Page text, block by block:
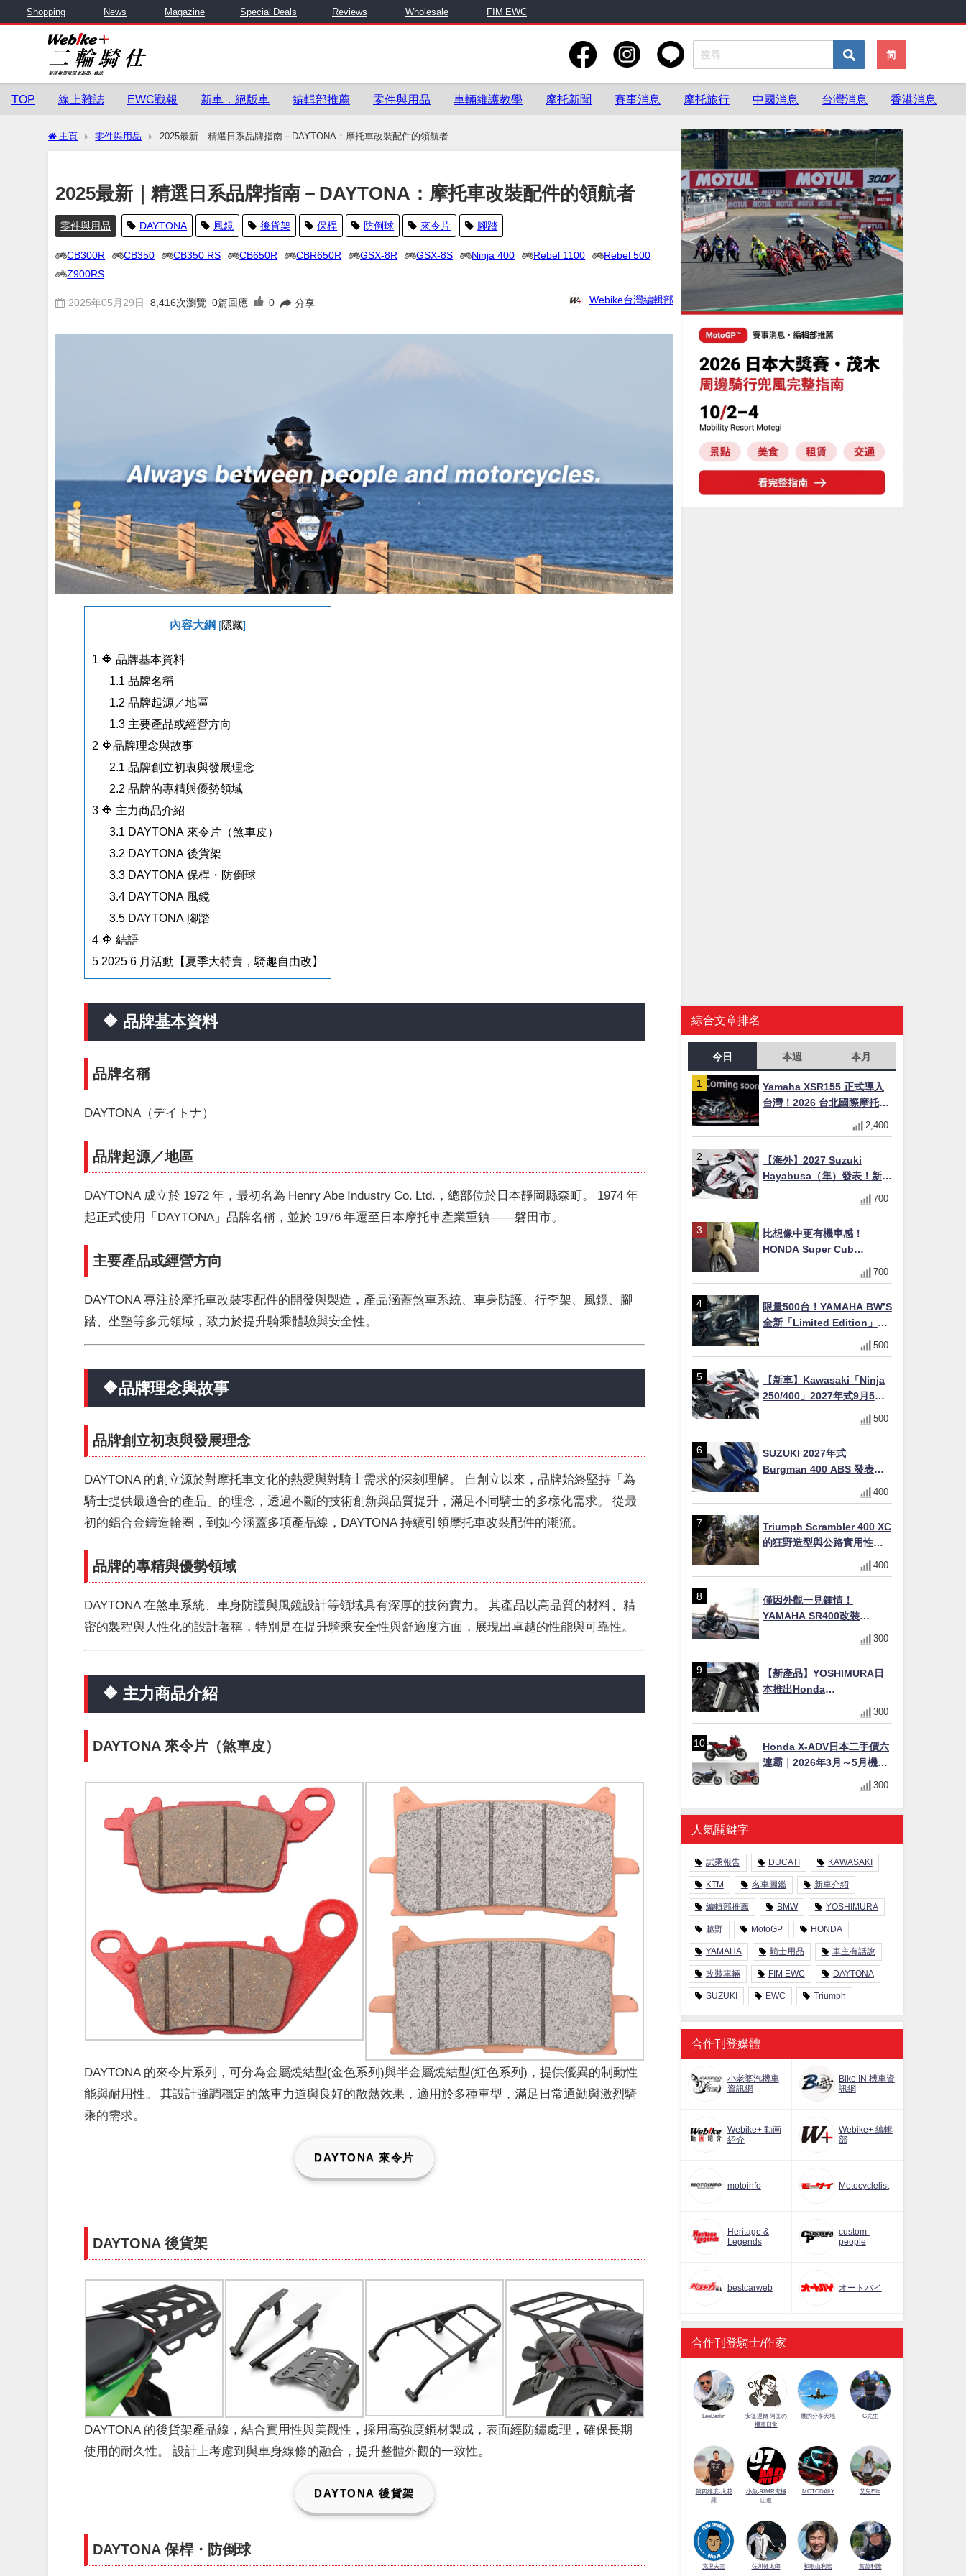
Shopping News Magazine Special Deals Reviews Wholesale FIM EWC
简
TOP 線上雜誌 EWC戰報 新車．絕版車 編輯部推薦 零件與用品 車輛維護教學 摩托新聞 賽事消息 摩托旅行 中國消息 台灣消息 香港消息
主頁 零件與用品 2025最新｜精選日系品牌指南－DAYTONA：摩托車改裝配件的領航者
2025最新｜精選日系品牌指南－DAYTONA：摩托車改裝配件的領航者
零件與用品 DAYTONA 風鏡 後貨架 保桿 防倒球 來令片 腳踏
CB300R CB350 CB350 RS CB650R CBR650R GSX-8R GSX-8S Ninja 400 Rebel 1100
Rebel 500
Z900RS
2025年05月29日 8,416次瀏覽 0篇回應 0 分享 Webike台灣編輯部
內容大綱 隱藏
1 🔶 品牌基本資料
1.1 品牌名稱
1.2 品牌起源／地區
1.3 主要產品或經營方向
2 🔶品牌理念與故事
2.1 品牌創立初衷與發展理念
2.2 品牌的專精與優勢領域
3 🔶 主力商品介紹
3.1 DAYTONA 來令片（煞車皮）
3.2 DAYTONA 後貨架
3.3 DAYTONA 保桿・防倒球
3.4 DAYTONA 風鏡
3.5 DAYTONA 腳踏
4 🔶 結語
5 2025 6 月活動【夏季大特賣，騎趣自由改】
🔶 品牌基本資料
品牌名稱
DAYTONA（デイトナ）
品牌起源／地區
DAYTONA 成立於 1972 年，最初名為 Henry Abe Industry Co. Ltd.，總部位於日本靜岡縣森町。
1974 年
起正式使用「DAYTONA」品牌名稱，並於 1976 年遷至日本摩托車產業重鎮——磐田市。
主要產品或經營方向
DAYTONA 專注於摩托車改裝零配件的開發與製造，產品涵蓋煞車系統、車身防護、行李架、風鏡、腳
踏、坐墊等多元領域，致力於提升騎乘體驗與安全性。
🔶品牌理念與故事
品牌創立初衷與發展理念
DAYTONA 的創立源於對摩托車文化的熱愛與對騎士需求的深刻理解。
自創立以來，品牌始終堅持「為
騎士提供最適合的產品」的理念，透過不斷的技術創新與品質提升，滿足不同騎士的多樣化需求。
從最
初的鋁合金鑄造輪圈，到如今涵蓋多項產品線，DAYTONA 持續引領摩托車改裝配件的潮流。
品牌的專精與優勢領域
DAYTONA 在煞車系統、車身防護與風鏡設計等領域具有深厚的技術實力。
其產品以高品質的材料、精
密的製程與人性化的設計著稱，特別是在提升騎乘安全性與舒適度方面，展現出卓越的性能與可靠性。
🔶 主力商品介紹
DAYTONA 來令片（煞車皮）
DAYTONA 的來令片系列，可分為金屬燒結型(金色系列)與半金屬燒結型(紅色系列)，提供優異的制動性
能與耐用性。
其設計強調穩定的煞車力道與良好的散熱效果，適用於多種車型，滿足日常通勤與激烈騎
乘的需求。
DAYTONA 來令片
DAYTONA 後貨架
DAYTONA 的後貨架產品線，結合實用性與美觀性，採用高強度鋼材製成，表面經防鏽處理，確保長期
使用的耐久性。
設計上考慮到與車身線條的融合，提升整體外觀的一致性。
DAYTONA 後貨架
DAYTONA 保桿・防倒球
綜合文章排名
今日 本週 本月
Yamaha XSR155 正式導入
台灣！2026 台北國際摩托車
展亮相，70 週年紀念版
YZF-R 系列限量追加販售
2,400
【海外】2027 Suzuki
Hayabusa（隼）發表！新增
Special Edition 特仕版，全
新珍珠白塗裝與專屬配備登
700
比想像中更有機車感！
HONDA Super Cub
110【Webike愛車精選】
700
限量500台！YAMAHA BW’S
全新「Limited Edition」都
市探索限定色 GOOPiMADE
聯名包同步登場
500
【新車】Kawasaki「Ninja
250/400」2027年式9月5日
日本發售！新塗裝登場×價格
不變×輔助滑動式離合器
500
SUZUKI 2027年式
Burgman 400 ABS 發表！
8/18日本上市、支援E10汽油
售價98萬100日圓
400
Triumph Scrambler 400 XC
的狂野造型與公路實用性的
400
僅因外觀一見鍾情！
YAMAHA SR400改裝
Tracker風格｜ 女車主的機車
人生蛻變記
300
【新產品】YOSHIMURA日
本推出Honda
CB1000F/CB1000 HORNET
專用水箱護網，六角網紋設
300
Honda X-ADV日本二手價六
連霸｜2026年3月～5月機車
轉售排行榜 CBR1000RR-R
FIREBLADE SP首度躋身前
十
300
人氣關鍵字
試乘報告 DUCATI KAWASAKI
KTM 名車圖鑑 新車介紹
編輯部推薦 BMW YOSHIMURA
越野 MotoGP HONDA
YAMAHA 騎士用品 車主有話說
改裝車輛 FIM EWC DAYTONA
SUZUKI EWC Triumph
合作刊登媒體
小老婆汽機車
資訊網
Bike IN 機車資
訊網
Webike+ 動画
紹介
Webike+ 編輯
部
motoinfo Motocyclelist
Heritage &
Legends
custom-
people
bestcarweb オートバイ
合作刊登騎士/作家
LeeBerlin
安筌運轉 阿筌の
機車日常
展的分享天地 G先生
第四維度-火花
羅
小魚-97MR究極
山道
MOTODAILY 艾兒Elle
克里夫三 佐川健太郎 和歌山利宏 賀曾利隆